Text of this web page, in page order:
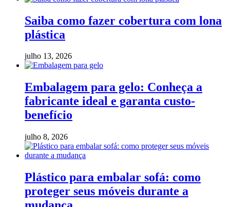
Saiba como fazer cobertura com lona
plástica
julho 13, 2026
Embalagem para gelo: Conheça a
fabricante ideal e garanta custo-
benefício
julho 8, 2026
Plástico para embalar sofá: como
proteger seus móveis durante a